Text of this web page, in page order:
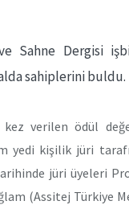
Sahne Dergisi
sahiplerini buldu.
verilen ödül
yedi kişilik jüri
jüri üyeleri
(Assitej Türkiye